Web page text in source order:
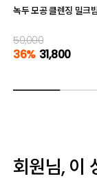
녹두 모공 클렌징 밀
50,000
36% 31,800
회원님, 이